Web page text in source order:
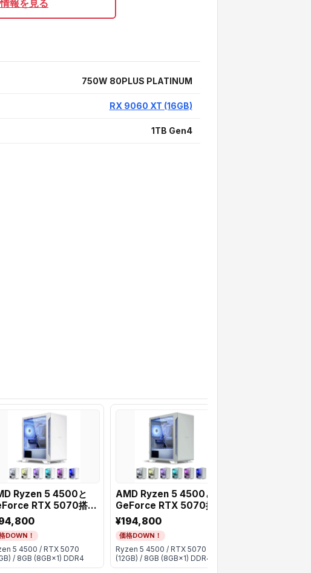
報を見る
750W 80PLUS PLATINUM
RX 9060 XT (16GB)
1TB Gen4
Ryzen 5 4500と
RTX 5070搭載
タワーゲーミング
【選べるカラーバリエ
ョン】
DOWN！
5 4500 / RTX 5070
/ 8GB (8GB×1) DDR4
AMD Ryzen 5 4500と
GeForce RTX 5070搭載
ミニタワーゲーミング
PC【選べるカラーバリエ
ーション】
¥194,800
価格DOWN！
Ryzen 5 4500 / RTX 5070
(12GB) / 8GB (8GB×1) DDR4